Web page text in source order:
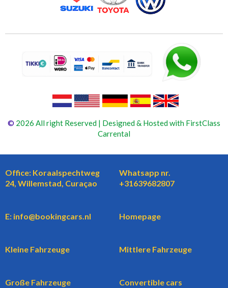
© 2026 All right Reserved | Designed & Hosted with FirstClass
Carrental
Office: Koraalspechtweg
24, Willemstad, Curaçao
Whatsapp nr.
+31639682807
E: info@bookingcars.nl Homepage
Kleine Fahrzeuge Mittlere Fahrzeuge
Große Fahrzeuge Convertible cars